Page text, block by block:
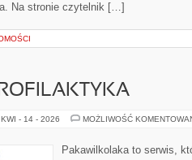
Na stronie czytelnik […]
KWI - 14 - 2026 MOŻLIWOŚĆ
Pakawilkolaka to serwis,